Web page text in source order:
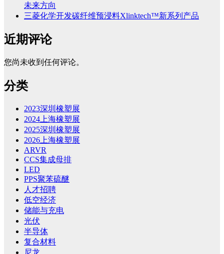
未来方向
三菱化学开发碳纤维预浸料Xlinktech™新系列产品
近期评论
您尚未收到任何评论。
分类
2023深圳橡塑展
2024上海橡塑展
2025深圳橡塑展
2026上海橡塑展
ARVR
CCS集成母排
LED
PPS聚苯硫醚
人才招聘
低空经济
储能与充电
光伏
半导体
复合材料
尼龙